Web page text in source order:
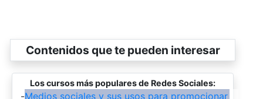
Contenidos que te pueden interesar
Los cursos más populares de Redes Sociales:
-Medios sociales y sus usos para promocionar